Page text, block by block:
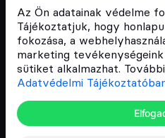
Az Ön adatainak védelme
Tájékoztatjuk, hogy
fokozása, a
marketing
sütiket alkalmazhat.
Adatvédelmi
Szívünkön viseljük a
népszerűsítését
Cryptofalka célja, hogy
és vállalatok digitális